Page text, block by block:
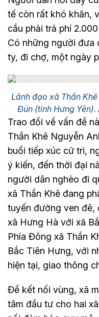
tế còn rất khó khăn,
cầu phải trả phí
Có những người đưa
ty, đi chợ, một ngày
Lãnh đạo xã Thần
Đún (tỉnh Hưng
Trao đổi về vấn đề
Thần Khê Nguyễn
buổi tiếp xúc cử tri,
ý kiến, đến thời đại
người dân nghèo đi
xã Thần Khê đang
tuyến đường ven đê,
xã Hưng Hà với xã
Phía Đông xã Thần
Bắc Tiên Hưng, với
hiện tại, giao thông
Để kết nối vùng, xã
tâm đầu tư cho hai